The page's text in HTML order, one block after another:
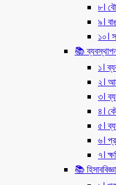
৮।
৯।
১০।
📚
১।
২।
৩।
৪।
৫।
৬।
৭।
📚